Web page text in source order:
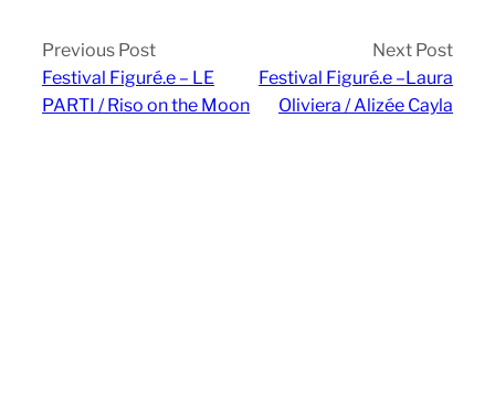
Previous Post
Festival Figuré.e – LE
PARTI / Riso on the Moon
Next Post
Festival Figuré.e –Laura
Oliviera / Alizée Cayla